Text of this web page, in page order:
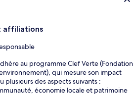
affiliations
au programme Clef Verte (Fondation
qui mesure son impact
plusieurs des aspects suivants :
économie locale et patrimoine